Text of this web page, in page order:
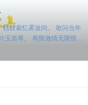
枯枝索忆雾波间。 敢问当年
笛寒。 有限激情无限恨，